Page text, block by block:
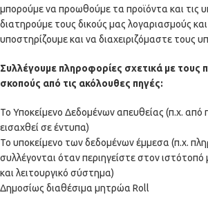
μπορούμε να προωθούμε τα προϊόντα και τις
διατηρούμε τους δικούς μας λογαριασμούς και
υποστηρίζουμε και να διαχειριζόμαστε τους
Συλλέγουμε πληροφορίες σχετικά με
σκοπούς από τις ακόλουθες πηγές:
Το Υποκείμενο Δεδομένων απευθείας (π.χ. από
εισαχθεί σε έντυπα)
Το υποκείμενο των δεδομένων έμμεσα (π.χ.
συλλέγονται όταν περιηγείστε στον
και λειτουργικό σύστημα)
Δημοσίως διαθέσιμα μητρώα Roll